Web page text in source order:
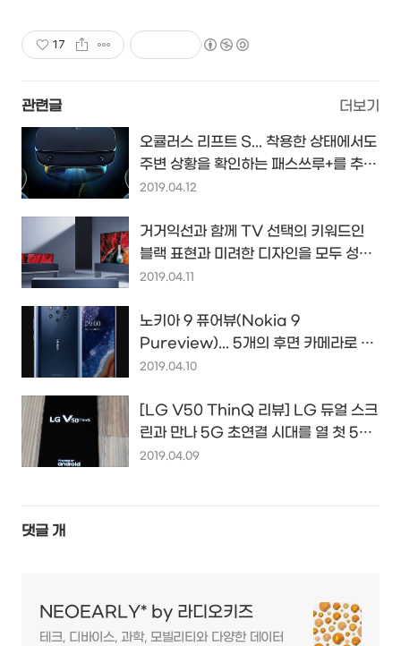
17
관련글 더보기
오큘러스 리프트 S... 착용한 상태에서도
주변 상황을 확인하는 패스쓰루+를 추가
한 개선된 VR 헤드셋...
2019.04.12
거거익선과 함께 TV 선택의 키워드인
블랙 표현과 미려한 디자인을 모두 성취
해낸 LG 올레드 TV의 2019년...
2019.04.11
노키아 9 퓨어뷰(Nokia 9
Pureview)... 5개의 후면 카메라로 찍
고 합성해 고화질의 사진을 만들어낸
2019.04.10
[LG V50 ThinQ 리뷰] LG 듀얼 스크
린과 만나 5G 초연결 시대를 열 첫 5G
스마트폰의 색다른 모습은...?!
2019.04.09
댓글 개
NEOEARLY* by 라디오키즈
테크, 디바이스, 과학, 모빌리티와 다양한 데이터